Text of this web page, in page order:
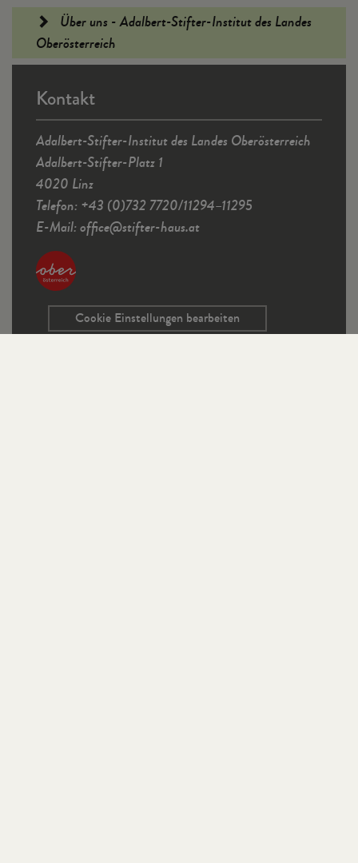
Fußleiste
Über uns - Adalbert-Stifter-Institut des Landes
Oberösterreich
Kontakt
Adalbert-Stifter-Institut des Landes Oberösterreich
Adalbert-Stifter-Platz 1
4020 Linz
Telefon: +43 (0)732 7720/11294–11295
E-Mail:office@stifter-haus.at
Cookie Einstellungen bearbeiten